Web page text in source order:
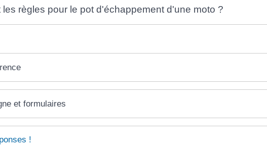
les règles pour le pot d'échappement d'une moto ?
et formulaires
!